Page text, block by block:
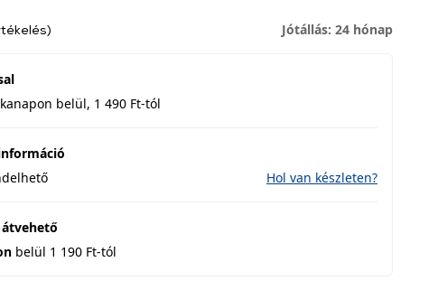
Jótállás: 24 hónap
belül, 1 490 Ft-tól
Hol van készleten?
belül 1 190 Ft-tól